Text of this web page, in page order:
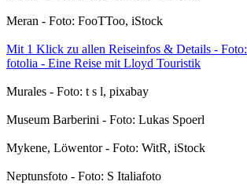
Meran - Foto: FooTToo, iStock
Mit 1 Klick zu allen Reiseinfos & Details -
fotolia - Eine Reise mit Lloyd Touristik
Murales - Foto: t s l, pixabay
Museum Barberini - Foto: Lukas Spoerl
Mykene, Löwentor - Foto: WitR, iStock
Neptunsfoto - Foto: S Italiafoto